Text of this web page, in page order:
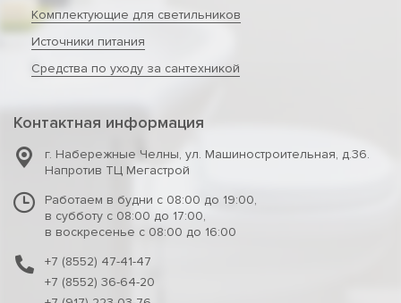
Комплектующие для светильников
Источники питания
Средства по уходу за сантехникой
Контактная информация
г. Набережные Челны, ул. Машиностроительная, д.36.
Напротив ТЦ Мегастрой
Работаем в будни с 08:00 до 19:00,
в субботу с 08:00 до 17:00,
в воскресенье с 08:00 до 16:00
+7 (8552) 47-41-47
+7 (8552) 36-64-20